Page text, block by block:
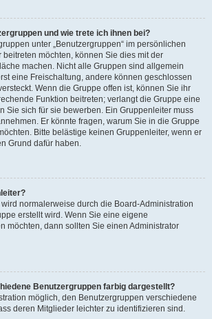
und wie trete ich ihnen bei?
unter „Benutzergruppen“ im persönlichen
beitreten möchten, können Sie dies mit der
machen. Nicht alle Gruppen sind allgemein
eine Freischaltung, andere können geschlossen
Wenn die Gruppe offen ist, können Sie ihr
Funktion beitreten; verlangt die Gruppe eine
Sie sich für sie bewerben. Ein Gruppenleiter muss
Er könnte fragen, warum Sie in die Gruppe
Bitte belästige keinen Gruppenleiter, wenn er
Grund dafür haben.
normalerweise durch die Board-Administration
erstellt wird. Wenn Sie eine eigene
möchten, dann sollten Sie einen Administrator
Benutzergruppen farbig dargestellt?
möglich, den Benutzergruppen verschiedene
deren Mitglieder leichter zu identifizieren sind.